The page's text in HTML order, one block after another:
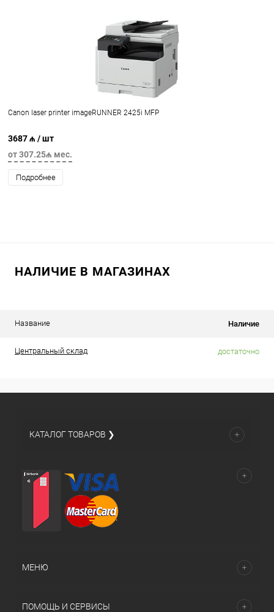
Canon laser printer imageRUNNER 2425i MFP
3687 ₼ / шт
от 307.25₼ мес.
Подробнее
НАЛИЧИЕ В МАГАЗИНАХ
Название Наличие
Центральный склад достаточно
КАТАЛОГ ТОВАРОВ ❯
МЕНЮ
ПОМОЩЬ И СЕРВИСЫ